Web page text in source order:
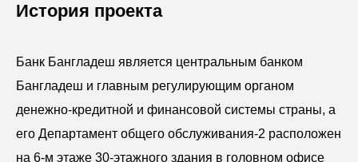
История проекта
Банк Бангладеш является центральным банком
Бангладеш и главным регулирующим органом
денежно-кредитной и финансовой системы страны, а
его Департамент общего обслуживания-2 расположен
на 6-м этаже 30-этажного здания в головном офисе